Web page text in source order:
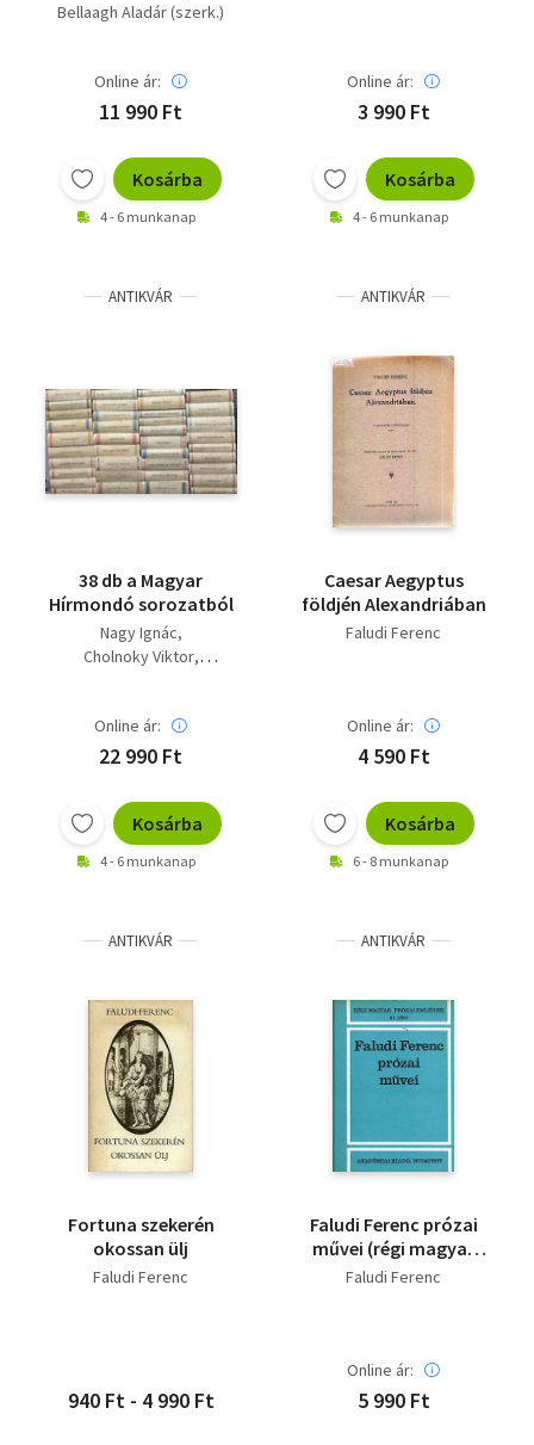
Bellaagh Aladár (szerk.)
Online ár:
11 990 Ft
Kosárba
4 - 6 munkanap
Online ár:
3 990 Ft
Kosárba
4 - 6 munkanap
ANTIKVÁR
38 db a Magyar
Hírmondó sorozatból
Nagy Ignác
Cholnoky Viktor
Faludi Ferenc
Kónyi János
Róheim Géza Bod Péter
György Aladár
Goldziher Ignác
Hermann Imre
Online ár:
22 990 Ft
Kosárba
4 - 6 munkanap
ANTIKVÁR
Caesar Aegyptus
földjén Alexandriában
Faludi Ferenc
Online ár:
4 590 Ft
Kosárba
6 - 8 munkanap
ANTIKVÁR
Fortuna szekerén
okossan ülj
Faludi Ferenc
940 Ft - 4 990 Ft
ANTIKVÁR
Faludi Ferenc prózai
művei (régi magyar
prózai emlékek 8/1)
Faludi Ferenc
Online ár:
5 990 Ft